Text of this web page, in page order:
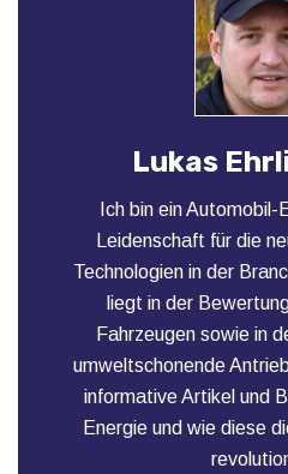
Lukas
Ich bin ein
Leidenschaft für die
Technologien in der
liegt in der
Fahrzeugen sowie in
umweltschonende
informative Artikel und
Energie und wie diese